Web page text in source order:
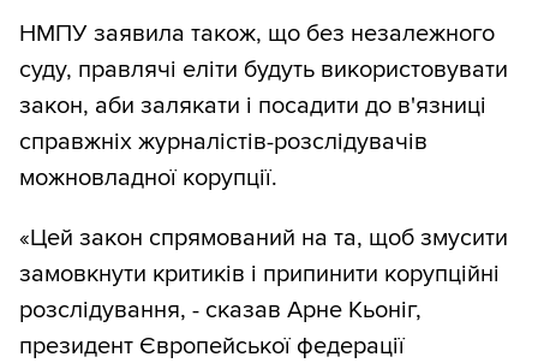
НМПУ заявила також, що без незалежного
суду, правлячі еліти будуть використовувати
закон, аби залякати і посадити до в'язниці
справжніх журналістів-розслідувачів
можновладної корупції.
«Цей закон спрямований на та, щоб змусити
замовкнути критиків і припинити корупційні
розслідування, - сказав Арне Кьоніг,
президент Європейської федерації